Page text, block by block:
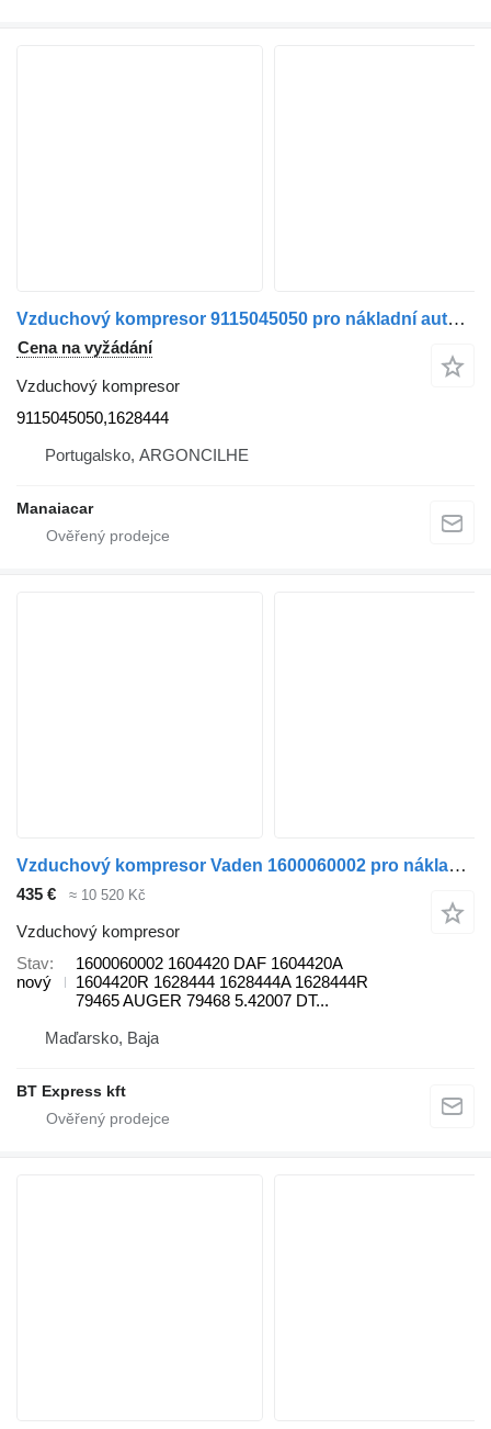
Vzduchový kompresor 9115045050 pro nákladní auta DAF 95 XF | 97 - 02
Cena na vyžádání
Vzduchový kompresor
9115045050,1628444
Portugalsko, ARGONCILHE
Manaiacar
Vzduchový kompresor Vaden 1600060002 pro nákladní auta DAF XF
435 € ≈ 10 520 Kč
Vzduchový kompresor
Stav
nový
1600060002 1604420 DAF 1604420A
1604420R 1628444 1628444A 1628444R
79465 AUGER 79468 5.42007 DT...
Maďarsko, Baja
BT Express kft